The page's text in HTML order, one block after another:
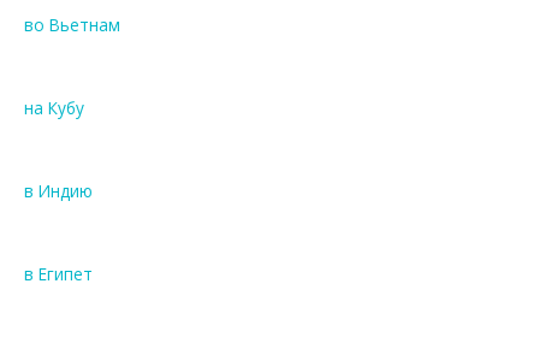
во Вьетнам
на Кубу
в Индию
в Египет